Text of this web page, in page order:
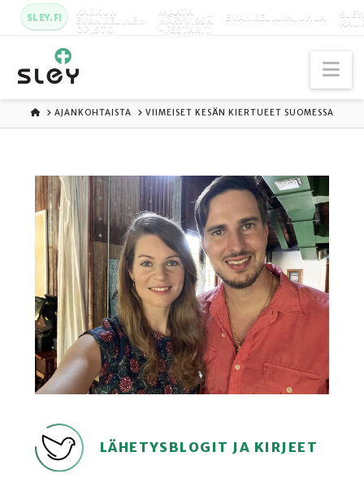
SLEY.FI KARKUN
EVANKELINEN
OPISTO
MAATA
NÄKYVISSÄ
-FESTARIT
EVANKELIUMIJUHLA
ETUSIVU
AJANKOHTAISTA VIIMEISET KESÄN KIERTUEET SUOMESSA
LÄHETYSBLOGIT JA KIRJEET